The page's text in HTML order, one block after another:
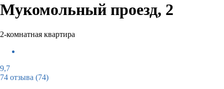
Мукомольный проезд, 2
2-комнатная квартира
9,7
74 отзыва (74)